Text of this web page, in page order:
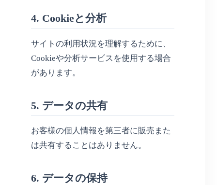
4. Cookieと分析
サイトの利用状況を理解するために、
Cookieや分析サービスを使用する場合
があります。
5. データの共有
お客様の個人情報を第三者に販売また
は共有することはありません。
6. データの保持